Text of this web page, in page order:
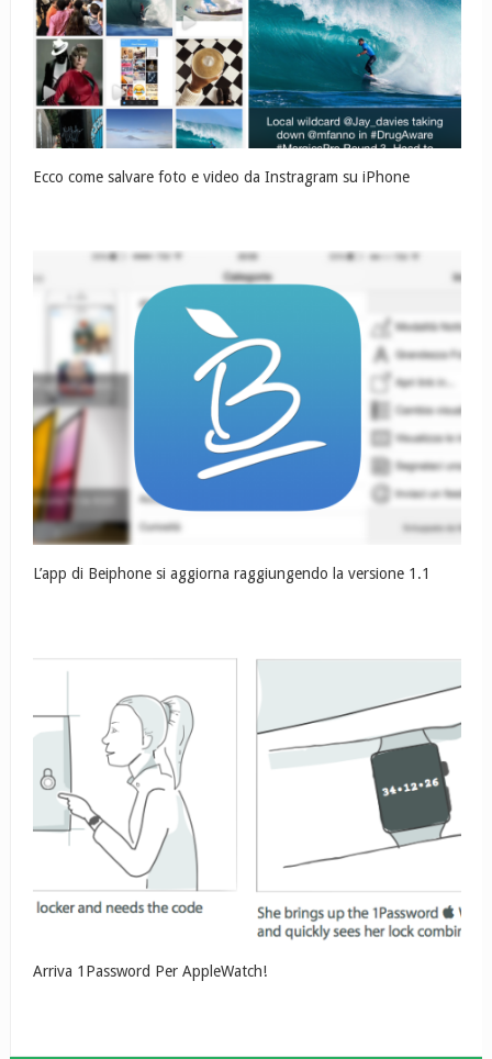
Ecco come salvare foto e video da Instragram su iPhone
L’app di Beiphone si aggiorna raggiungendo la versione 1.1
Arriva 1Password Per AppleWatch!